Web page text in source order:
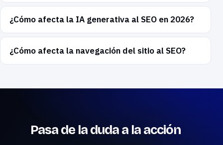
¿Cómo afecta la IA generativa al SEO en 2026?
¿Cómo afecta la navegación del sitio al SEO?
Pasa de la duda a la acción